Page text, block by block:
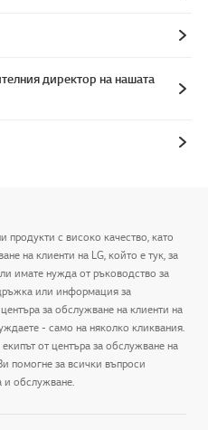
директор на нашата
продукти с високо качество, като
на клиенти на LG, който е тук, за
имате нужда от ръководство за
или информация за
за обслужване на клиенти на
- само на няколко кликвания.
от центъра за обслужване на
помогне за всички въпроси
и обслужване.